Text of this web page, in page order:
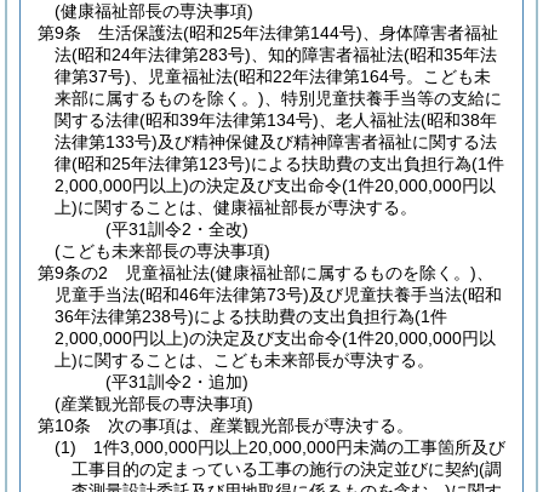
(健康福祉部長の専決事項)
第9条
生活保護法(昭和25年法律第144号) 、身体障害者福祉
法(昭和24年法律第283号) 、知的障害者福祉法(昭和35年法
律第37号) 、児童福祉法(昭和22年法律第164号。こども未
来部に属するものを除く。) 、特別児童扶養手当等の支給に
関する法律(昭和39年法律第134号) 、老人福祉法(昭和38年
法律第133号)及び精神保健及び精神障害者福祉に関する法
律(昭和25年法律第123号)による扶助費の支出負担行為(1件
2,000,000円以上)の決定及び支出命令(1件20,000,000円以
上)に関することは、健康福祉部長が専決する。
(平31訓令2・全改)
(こども未来部長の専決事項)
第9条の2
児童福祉法(健康福祉部に属するものを除く。)
児童手当法(昭和46年法律第73号)及び児童扶養手当法(昭和
36年法律第238号)による扶助費の支出負担行為(1件
2,000,000円以上)の決定及び支出命令(1件20,000,000円以
上)に関することは、こども未来部長が専決する。
(平31訓令2・追加)
(産業観光部長の専決事項)
第10条
次の事項は、産業観光部長が専決する。
(1)
1件3,000,000円以上20,000,000円未満の工事箇所及び
工事目的の定まっている工事の施行の決定並びに契約(調